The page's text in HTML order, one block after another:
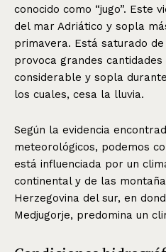
conocido como “jugo”. Este
del mar Adriático y sopla
primavera. Está saturado
provoca grandes
considerable y sopla
los cuales, cesa la lluvia.
Según la evidencia
meteorológicos, podemos
está influenciada por un
continental y de las
Herzegovina del sur, en
Medjugorje, predomina un